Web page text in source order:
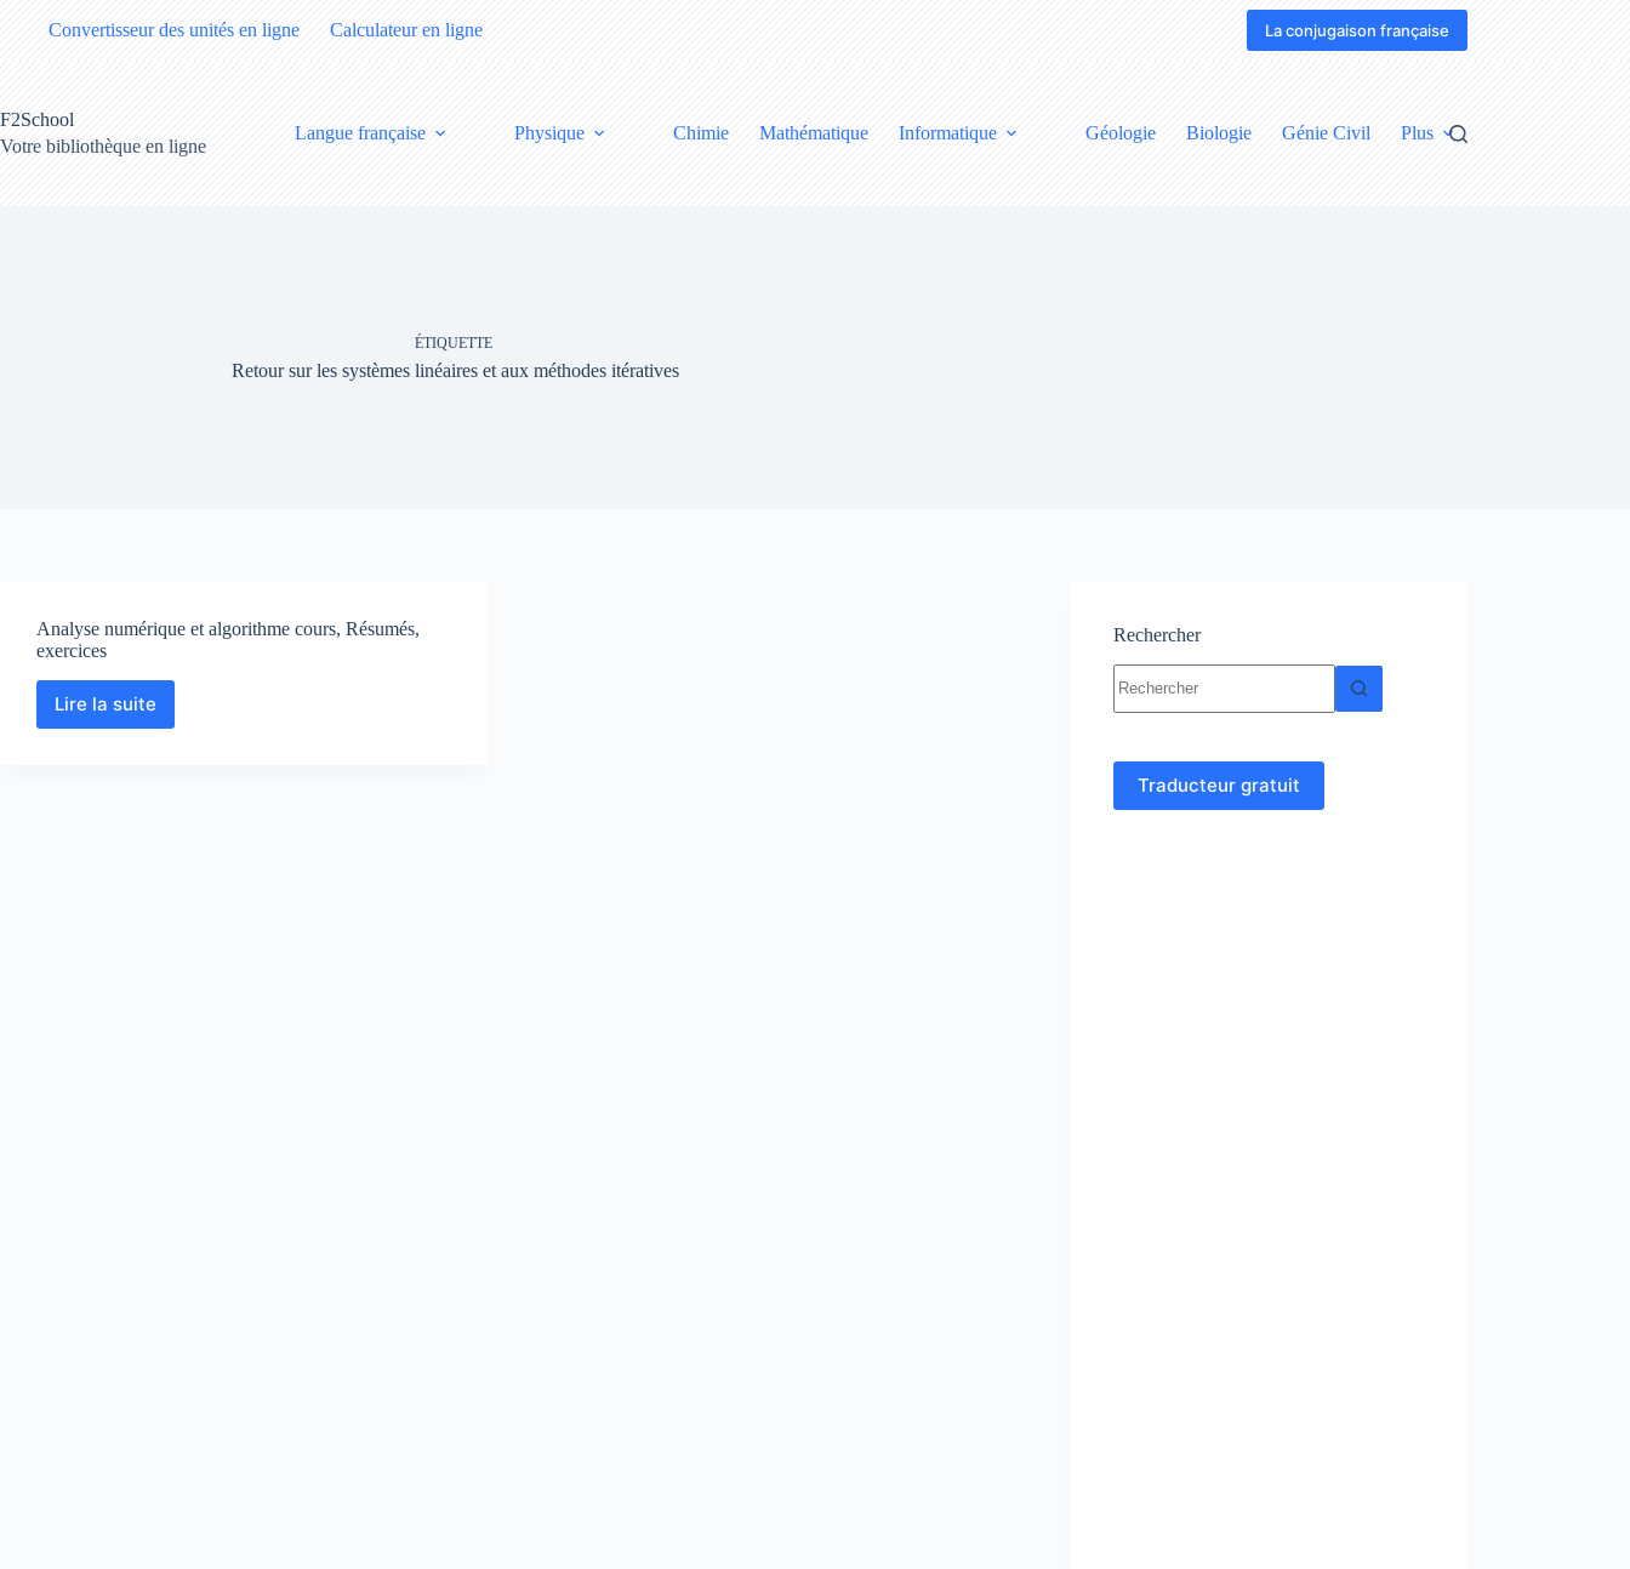
Convertisseur des unités en ligne Calculateur en ligne La conjugaison française
F2School
Votre bibliothèque en ligne
Langue française Physique Chimie Mathématique Informatique Géologie Biologie Génie Civil Plus
ÉTIQUETTE
Retour sur les systèmes linéaires et aux méthodes itératives
Analyse numérique et algorithme cours, Résumés,
exercices
Lire la suite
Analyse
Rechercher
résultat
Traducteur gratuit